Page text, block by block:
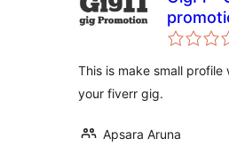
Fiverr
This is make small
your fiverr gig.
Apsara Aruna